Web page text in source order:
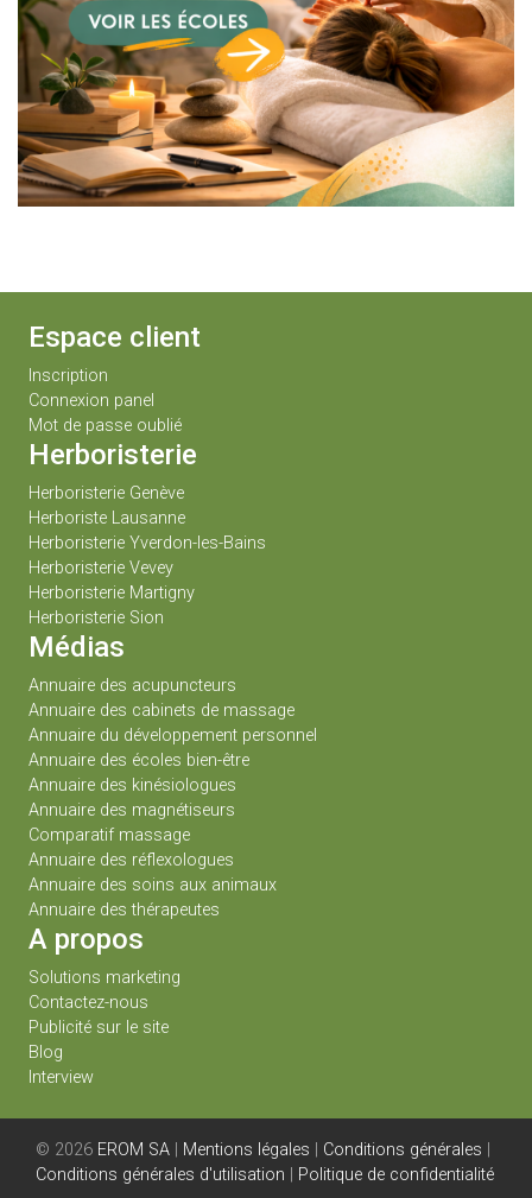
Espace client
Inscription
Connexion panel
Mot de passe oublié
Herboristerie
Herboristerie Genève
Herboriste Lausanne
Herboristerie Yverdon-les-Bains
Herboristerie Vevey
Herboristerie Martigny
Herboristerie Sion
Médias
Annuaire des acupuncteurs
Annuaire des cabinets de massage
Annuaire du développement personnel
Annuaire des écoles bien-être
Annuaire des kinésiologues
Annuaire des magnétiseurs
Comparatif massage
Annuaire des réflexologues
Annuaire des soins aux animaux
Annuaire des thérapeutes
A propos
Solutions marketing
Contactez-nous
Publicité sur le site
Blog
Interview
© 2026 EROM SA Mentions légales Conditions générales
Conditions générales d'utilisation
Politique de confidentialité